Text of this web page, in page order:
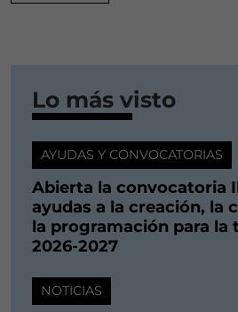
Lo más visto
AYUDAS Y CONVOCATORIAS
Abierta la convocatoria
ayudas a la creación, la
la programación para la
2026-2027
NOTICIAS